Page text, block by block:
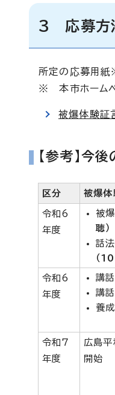
3 応募方
所定の応募用紙
※ 本市ホームペ
被爆体験証
【参考】今
区分 被爆体
令和6
年度
被
聴）
話
（
令和6
年度
講
講
養
令和7
年度
広島平
開始